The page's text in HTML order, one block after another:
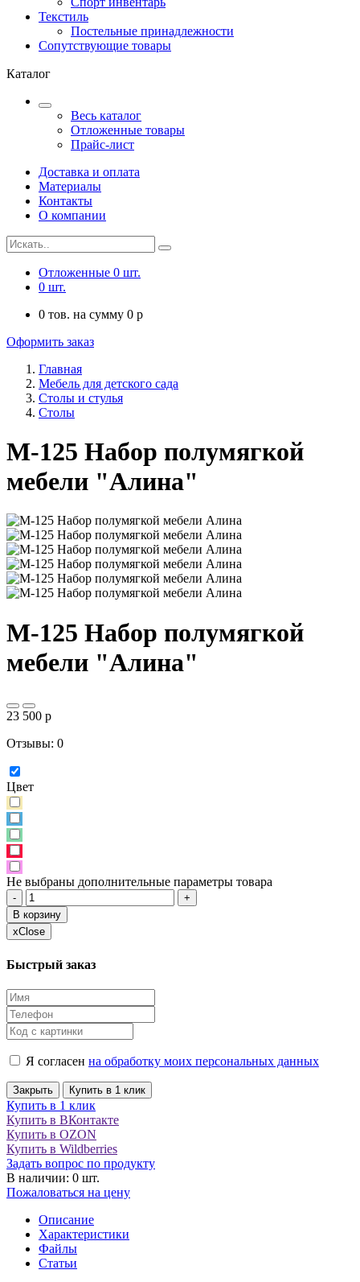
Текстиль
Постельные принадлежности
Сопутствующие товары
Каталог
Весь каталог
Отложенные товары
Прайс-лист
Доставка и оплата
Материалы
Контакты
О компании
Отложенные 0 шт.
0 шт.
0 тов. на сумму 0 p
Оформить заказ
Главная
Мебель для детского сада
Столы и стулья
Столы
М-125 Набор полумягкой
мебели "Алина"
М-125 Набор полумягкой
мебели "Алина"
23 500 p
Отзывы: 0
Цвет
Не выбраны дополнительные параметры товара
-
+
В корзину
xClose
Быстрый заказ
Я согласен на обработку моих персональных данных
Закрыть Купить в 1 клик
Купить в 1 клик
Купить в ВКонтакте
Купить в OZON
Купить в Wildberries
Задать вопрос по продукту
В наличии: 0 шт.
Пожаловаться на цену
Описание
Характеристики
Файлы
Статьи